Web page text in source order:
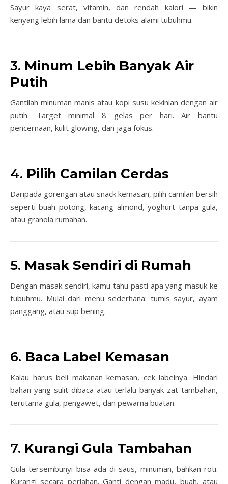
Sayur kaya serat, vitamin, dan rendah kalori — bikin
kenyang lebih lama dan bantu detoks alami tubuhmu.
3. Minum Lebih Banyak Air
Putih
Gantilah minuman manis atau kopi susu kekinian dengan air
putih. Target minimal 8 gelas per hari. Air bantu
pencernaan, kulit glowing, dan jaga fokus.
4. Pilih Camilan Cerdas
Daripada gorengan atau snack kemasan, pilih camilan bersih
seperti buah potong, kacang almond, yoghurt tanpa gula,
atau granola rumahan.
5. Masak Sendiri di Rumah
Dengan masak sendiri, kamu tahu pasti apa yang masuk ke
tubuhmu. Mulai dari menu sederhana: tumis sayur, ayam
panggang, atau sup bening.
6. Baca Label Kemasan
Kalau harus beli makanan kemasan, cek labelnya. Hindari
bahan yang sulit dibaca atau terlalu banyak zat tambahan,
terutama gula, pengawet, dan pewarna buatan.
7. Kurangi Gula Tambahan
Gula tersembunyi bisa ada di saus, minuman, bahkan roti.
Kurangi secara perlahan. Ganti dengan madu, buah, atau